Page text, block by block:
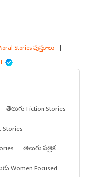
Stories పుస్తకాలు |
తెలుగు Fiction Stories
Stories
తెలుగు పత్రిక
Women Focused